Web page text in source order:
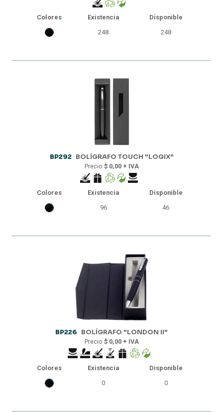
Colores Existencia
Disponible
248
248
BP292 BOLÍGRAFO TOUCH "LOGIX"
Precio $ 0,00 + IVA
Colores Existencia
Disponible
96
46
BP226 BOLÍGRAFO "LONDON II"
Precio $ 0,00 + IVA
Colores Existencia
Disponible
0
0